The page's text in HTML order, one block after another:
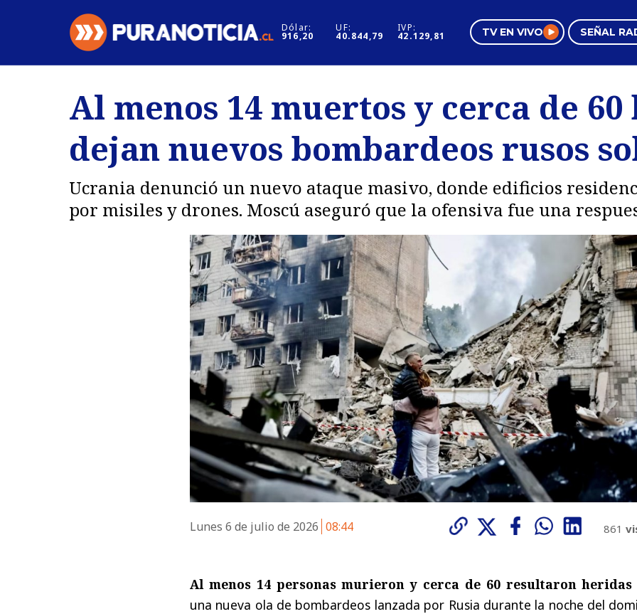
Dólar:
916,20
UF:
40.844,79
IVP:
42.129,81 TV EN VIVO SEÑAL
Regiones
Deportes
Internacional
Motores
Negocios
Pura Mujer
Al menos 14 muertos y cerca de
dejan nuevos bombardeos rusos
Ucrania denunció un nuevo ataque masivo, donde edificios
por misiles y drones. Moscú aseguró que la ofensiva fue una
Lunes 6 de julio de 2026 08:44 861
Al menos 14 personas murieron y cerca de 60 resultaron heridas
una nueva ola de bombardeos lanzada por Rusia durante la noche del